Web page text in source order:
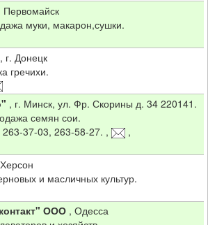
Первомайск
муки, макарон,сушки.
, г. Донецк
гречихи.
, г. Минск, ул. Фр. Скорины д. 34 220141.
семян сои.
37-03, 263-58-27. ,
,
Херсон
и масличных культур.
ООО, Одесса